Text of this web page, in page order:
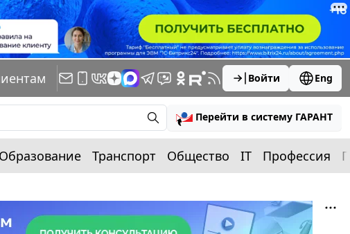
Войти Eng
Перейти в систему ГАРАНТ
Образование Транспорт Общество IT Профессия